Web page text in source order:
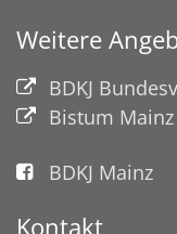
Weitere
BDKJ
Bistum Mainz
BDKJ Mainz
Kontakt